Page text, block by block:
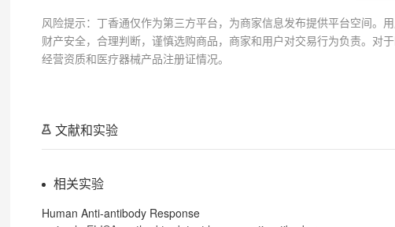
风险提示：丁香通仅作为第三方平台，为商家信息发布提供平台空间。
财产安全，合理判断，谨慎选购商品，商家和用户对交易行为负责。对
经营资质和医疗器械产品注册证情况。
文献和实验
相关实验
Human Anti-antibody Response